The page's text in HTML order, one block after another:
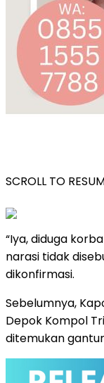
SCROLL TO
“Iya, diduga
narasi tidak
dikonfirmasi.
Sebelumnya,
Depok Kompol
ditemukan